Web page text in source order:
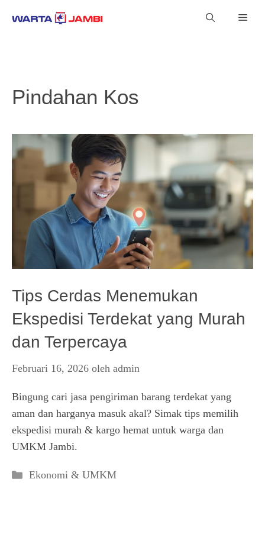
Pindahan Kos
Tips Cerdas Menemukan
Ekspedisi Terdekat yang Murah
dan Terpercaya
Februari 16, 2026 oleh admin
Bingung cari jasa pengiriman barang terdekat yang
aman dan harganya masuk akal? Simak tips memilih
ekspedisi murah & kargo hemat untuk warga dan
UMKM Jambi.
Kategori
Ekonomi & UMKM